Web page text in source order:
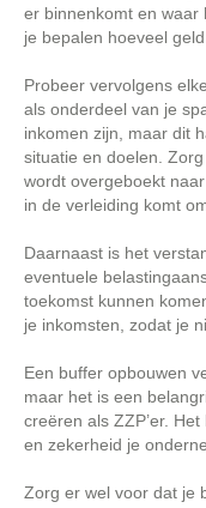
er binnenkomt en waar
je bepalen hoeveel
Probeer vervolgens
als onderdeel van je
inkomen zijn, maar dit
situatie en doelen.
wordt overgeboekt
in de verleiding komt
Daarnaast is het
eventuele
toekomst kunnen
je inkomsten, zodat je
Een buffer opbouwen
maar het is een
creëren als ZZP’er.
en zekerheid je
Zorg er wel voor dat je